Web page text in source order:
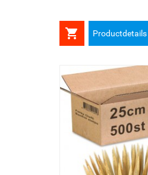
 Productdetails